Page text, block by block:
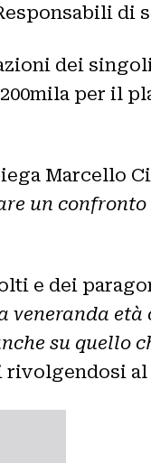
di
dei
per il
Marcello
un
e dei
età
su quello
rivolgendosi